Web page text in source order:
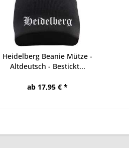
Heidelberg Beanie Mütze -
Altdeutsch - Bestickt...
ab 17,95 € *